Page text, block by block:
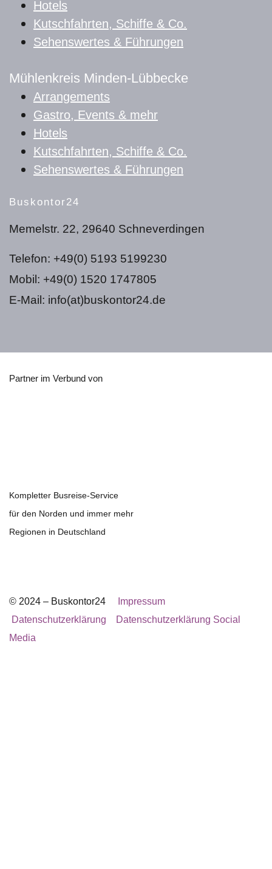
Hotels
Kutschfahrten, Schiffe & Co.
Sehenswertes & Führungen
Mühlenkreis Minden-Lübbecke
Arrangements
Gastro, Events & mehr
Hotels
Kutschfahrten, Schiffe & Co.
Sehenswertes & Führungen
Buskontor24
Memelstr. 22, 29640 Schneverdingen
Telefon: +49(0) 5193 5199230
Mobil: +49(0) 1520 1747805
E-Mail: info(at)buskontor24.de
Partner im Verbund von
Kompletter Busreise-Service
für den Norden und immer mehr
Regionen in Deutschland
© 2024 – Buskontor24
Impressum
Datenschutzerklärung
Datenschutzerklärung Social
Media